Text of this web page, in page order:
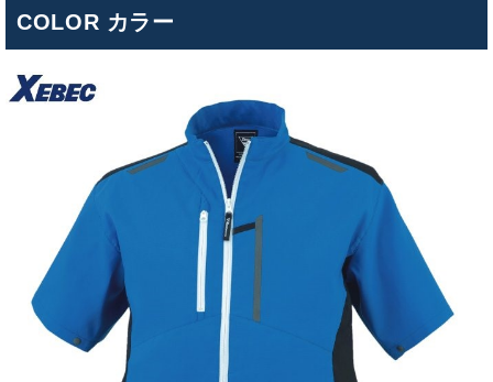
COLOR カラー